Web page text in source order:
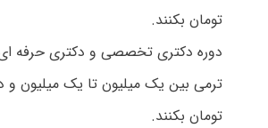
تومان بکنند.
دوره دکتری تخصصی و دکتری حرفه
ترمی بین یک میلیون تا یک میلیون و
تومان بکنند.